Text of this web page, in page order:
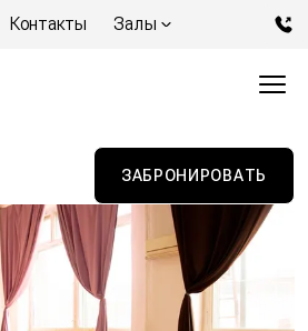
Контакты Залы
ЗАБРОНИРОВАТЬ